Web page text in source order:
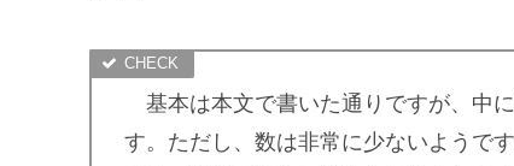
基本は本文で書いた通りですが、中
す。ただし、数は非常に少ないようで